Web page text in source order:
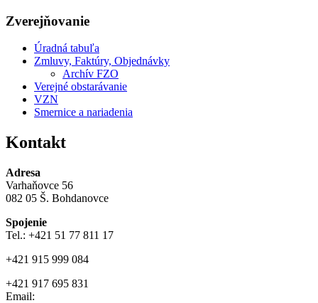
Zverejňovanie
Úradná tabuľa
Zmluvy, Faktúry, Objednávky
Archív FZO
Verejné obstarávanie
VZN
Smernice a nariadenia
Kontakt
Adresa
Varhaňovce 56
082 05 Š. Bohdanovce
Spojenie
Tel.: +421 51 77 811 17
+421 915 999 084
+421 917 695 831
Email: